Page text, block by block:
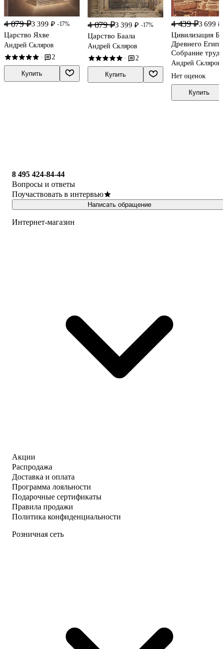
4 079 ₽3 399 ₽ -17%
Царство Яхве
Андрей Скляров
· 2
Купить
4 079 ₽3 399 ₽ -17%
Царство Баала
Андрей Скляров
· 2
Купить
4 439 ₽3 699 ₽
Цивилизация
Древнего
Собрание
4
Андрей Скляров
Нет оценок
Купить
8 495 424-84-44
Вопросы и ответы
Поучаствовать в интервью
Написать обращение
Интернет-магазин
Акции
Распродажа
Доставка и оплата
Программа лояльности
Подарочные сертификаты
Правила продажи
Политика конфиденциальности
Розничная сеть